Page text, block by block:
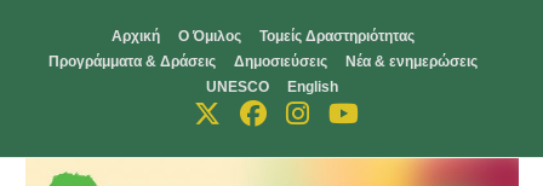
content
Αρχική Ο Όμιλος
Τομείς Δραστηριότητας
Προγράμματα & Δράσεις
Δημοσιεύσεις
Νέα & ενημερώσεις
UNESCO
English